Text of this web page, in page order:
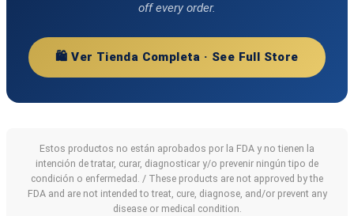
off every order.
🛍️ Ver Tienda Completa · See Full Store
Estos productos no están aprobados por la FDA y no tienen la
intención de tratar, curar, diagnosticar y/o prevenir ningún tipo de
condición o enfermedad. / These products are not approved by the
FDA and are not intended to treat, cure, diagnose, and/or prevent any
disease or medical condition.